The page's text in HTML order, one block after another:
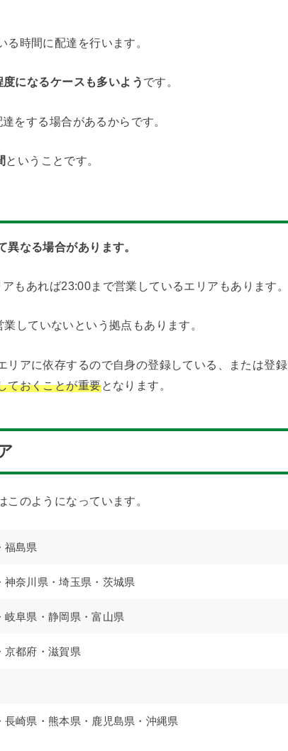
時間に配達を行います。
になるケースも多いよう です。
をする場合があるからです。
ということです。
異なる場合があります。
もあれば23:00まで営業しているエリアもあります。
していないという拠点もあります。
リアに依存するので自身の登録している、または登録
ておくことが重要となります。
このようになっています。
福島県
神奈川県・埼玉県・茨城県
岐阜県・静岡県・富山県
京都府・滋賀県
長崎県・熊本県・鹿児島県・沖縄県